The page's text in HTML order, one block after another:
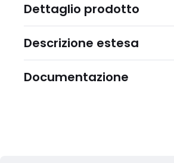
Dettaglio prodotto
Descrizione estesa
Documentazione